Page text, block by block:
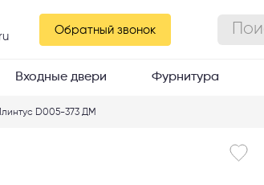
Обратный звонок
Входные двери Фурнитура
Плинтус D005-373 ДМ